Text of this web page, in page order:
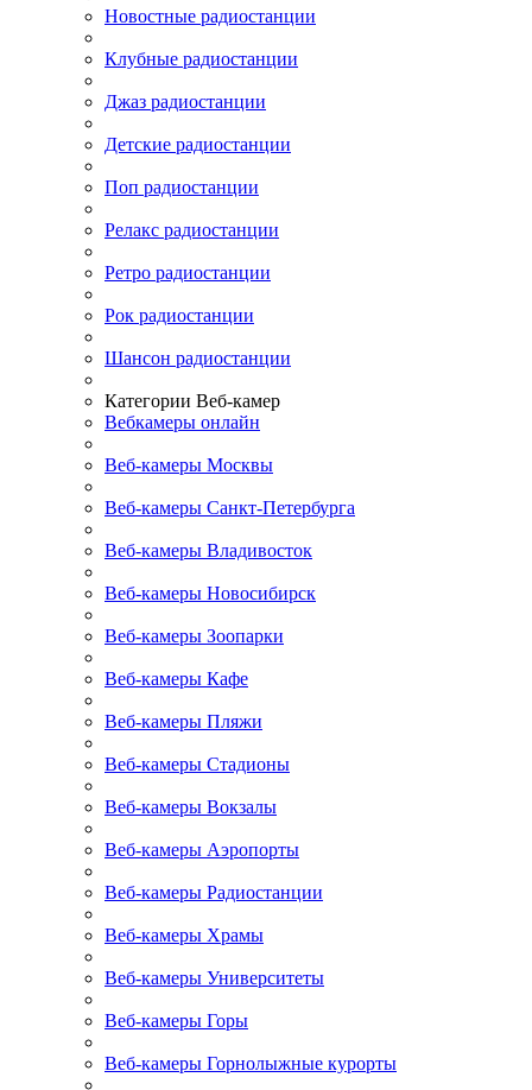
Новостные радиостанции
Клубные радиостанции
Джаз радиостанции
Детские радиостанции
Поп радиостанции
Релакс радиостанции
Ретро радиостанции
Рок радиостанции
Шансон радиостанции
Категории Веб-камер
Вебкамеры онлайн
Веб-камеры Москвы
Веб-камеры Санкт-Петербурга
Веб-камеры Владивосток
Веб-камеры Новосибирск
Веб-камеры Зоопарки
Веб-камеры Кафе
Веб-камеры Пляжи
Веб-камеры Стадионы
Веб-камеры Вокзалы
Веб-камеры Аэропорты
Веб-камеры Радиостанции
Веб-камеры Храмы
Веб-камеры Университеты
Веб-камеры Горы
Веб-камеры Горнолыжные курорты